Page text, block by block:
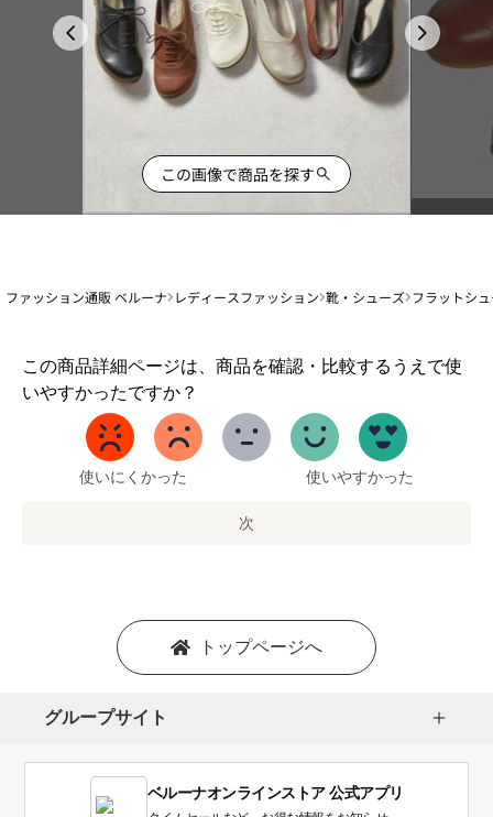
この画像で商品を探す
ファッション通販 ベルーナ レディースファッション 靴・シューズ フラットシ
この商品詳細ページは、商品を確認・比較するうえで使
いやすかったですか？
1
か
使いにくかった 使いやすかった
次
トップページへ
グループサイト
ベルーナオンラインストア 公式アプリ